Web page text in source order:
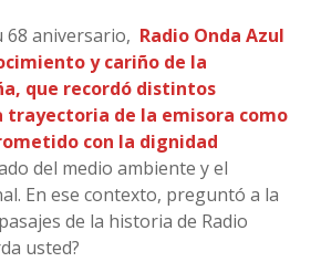
68 aniversario, Radio Onda Azul
y cariño de la
que recordó distintos
trayectoria de la emisora como
con la dignidad
del medio ambiente y el
En ese contexto, preguntó a la
de la historia de Radio
usted?